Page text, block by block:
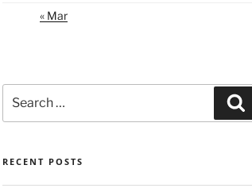
« Mar
for:
RECENT POSTS